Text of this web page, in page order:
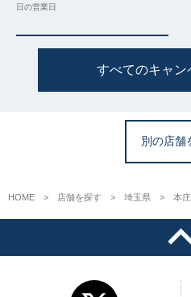
日の営業日
すべてのキャン
別の店舗
HOME 店舗を探す 埼玉県 本